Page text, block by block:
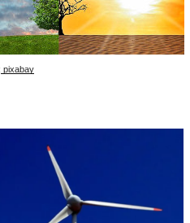
pixabay